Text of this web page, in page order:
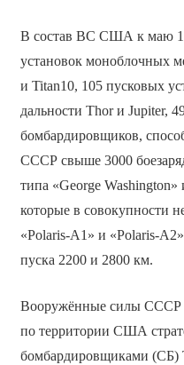
В состав ВС США к маю
установок моноблочных
и Titan10, 105 пусковых
дальности Thor и Jupiter,
бомбардировщиков,
СССР свыше 3000
типа «George
которые в совокупности
«Polaris-А1» и «Polaris-
пуска 2200 и 2800 км.
Вооружённые силы СССР
по территории США
бомбардировщиками (СБ)